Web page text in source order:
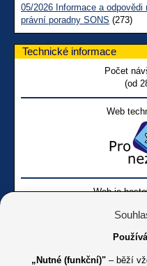
05/2026 Informace a
právní poradny SONS (273)
Technické informace
Počet
(od
Web
Web je
„Nutné (funkční)" – běží